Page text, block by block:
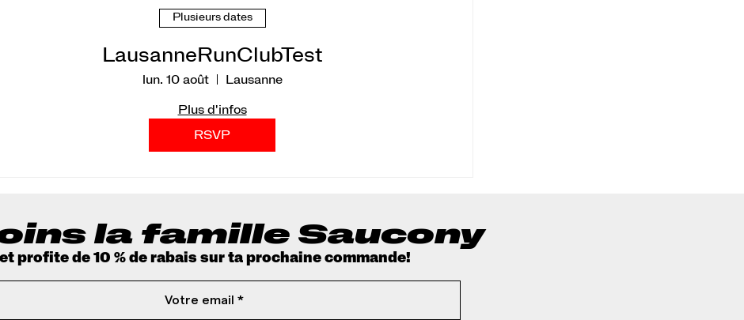
Plusieurs dates
LausanneRunClubTest
lun. 10 août Lausanne
Plus d'infos
RSVP
la famille Saucony
et profite de 10 % de rabais sur ta prochaine commande!